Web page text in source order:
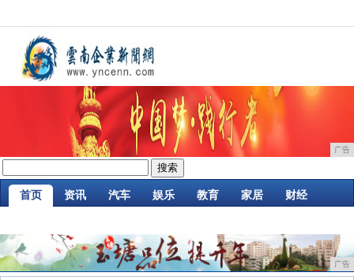
广告
首页 资讯 汽车 娱乐 教育 家居 财经
广告